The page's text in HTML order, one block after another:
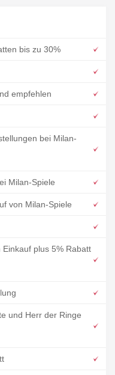
bis zu 30%
empfehlen
bei Milan-
Milan-Spiele
von Milan-Spiele
plus 5% Rabatt
und Herr der Ringe